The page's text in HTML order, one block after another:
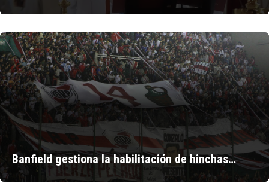
Banfield gestiona la habilitación de hinchas…